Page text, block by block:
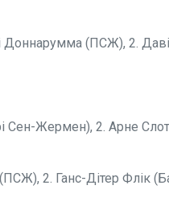
(ПСЖ), 2.
Сен-Жермен), 2. Арне
2. Ганс-Дітер Флік